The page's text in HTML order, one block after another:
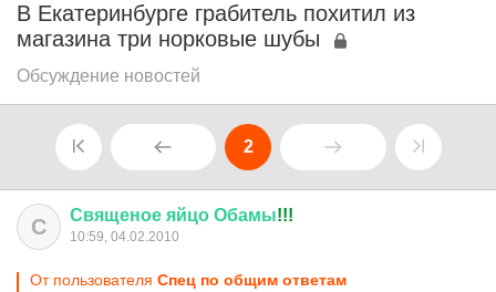
В Екатеринбурге грабитель похитил из
магазина три норковые шубы
Обсуждение новостей
2
С Священое яйцо Обамы!!!
10:59, 04.02.2010
От пользователя Спец по общим ответам